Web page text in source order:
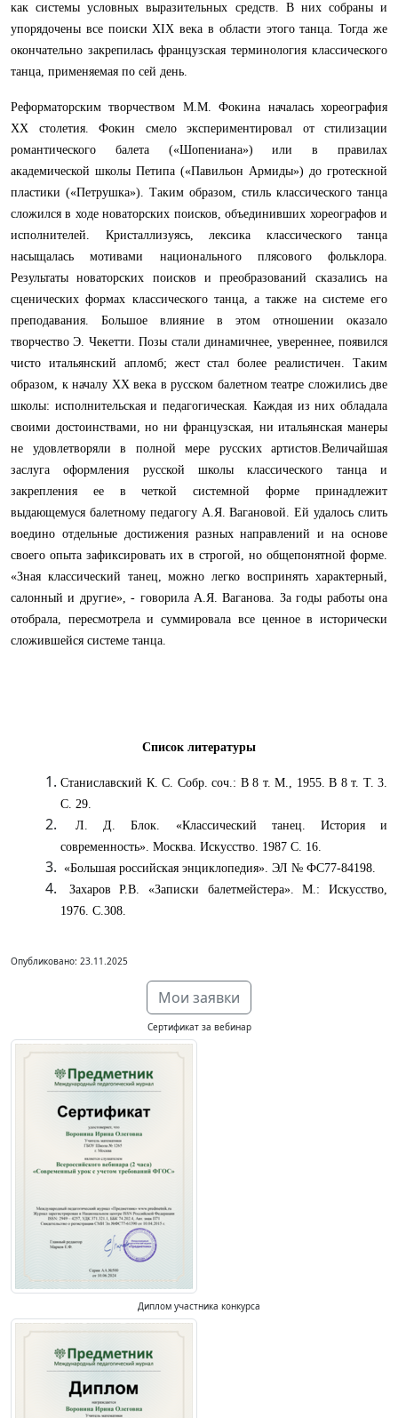
как системы условных выразительных средств. В них собраны и
упорядочены все поиски XIX века в области этого танца. Тогда же
окончательно закрепилась французская терминология классического
танца, применяемая по сей день.
Реформаторским творчеством М.М. Фокина началась хореография
XX столетия. Фокин смело экспериментировал от стилизации
романтического балета («Шопениана») или в правилах
академической школы Петипа («Павильон Армиды») до гротескной
пластики («Петрушка»). Таким образом, стиль классического танца
сложился в ходе новаторских поисков, объединивших хореографов и
исполнителей. Кристаллизуясь, лексика классического танца
насыщалась мотивами национального плясового фольклора.
Результаты новаторских поисков и преобразований сказались на
сценических формах классического танца, а также на системе его
преподавания. Большое влияние в этом отношении оказало
творчество Э. Чекетти. Позы стали динамичнее, увереннее, появился
чисто итальянский апломб; жест стал более реалистичен. Таким
образом, к началу XX века в русском балетном театре сложились две
школы: исполнительская и педагогическая. Каждая из них обладала
своими достоинствами, но ни французская, ни итальянская манеры
не удовлетворяли в полной мере русских артистов.Величайшая
заслуга оформления русской школы классического танца и
закрепления ее в четкой системной форме принадлежит
выдающемуся балетному педагогу А.Я. Вагановой. Ей удалось слить
воедино отдельные достижения разных направлений и на основе
своего опыта зафиксировать их в строгой, но общепонятной форме.
«Зная классический танец, можно легко воспринять характерный,
салонный и другие», - говорила А.Я. Ваганова. За годы работы она
отобрала, пересмотрела и суммировала все ценное в исторически
сложившейся системе танца.
Список литературы
Станиславский К. С. Собр. соч.: В 8 т. М., 1955. В 8 т. Т. 3.
С. 29.
Л. Д. Блок. «Классический танец. История и
современность». Москва. Искусство. 1987 С. 16.
«Большая российская энциклопедия». ЭЛ № ФС77-84198.
Захаров Р.В. «Записки балетмейстера». М.: Искусство,
1976. С.308.
Опубликовано: 23.11.2025
Мои заявки
Сертификат за вебинар
Диплом участника конкурса